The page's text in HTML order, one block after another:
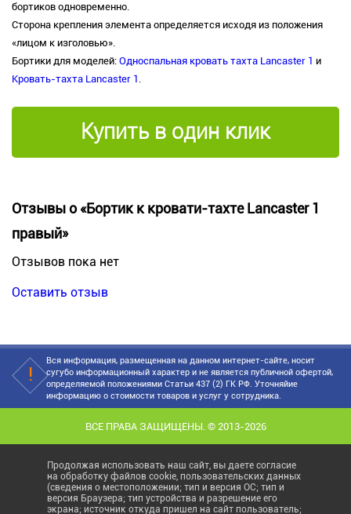
бортиков одновременно.
Сторона крепления элемента определяется исходя из положения
«лицом к изголовью».
Бортики для моделей: Односпальная кровать тахта Lancaster 1 и
Кровать-тахта Lancaster 1 .
Купить в один клик
Отзывы о «Бортик к кровати-тахте Lancaster 1
правый»
Отзывов пока нет
Оставить отзыв
Вся информация, размещенная на данном интернет-сайте, носит
сугубо информационный характер и не является публичной офертой,
определяемой положениями Статьи 437 (2) ГК РФ. Уточняйие
информацию о стоимости товаров и услуг у сотрудника.
ВСЕ ПРАВА ЗАЩИЩЕНЫ. © 2013-2026
Продолжая использовать наш сайт, вы даете согласие
на обработку файлов cookie, пользовательских данных
(сведения о местоположении; тип и версия ОС; тип и
версия Браузера; тип устройства и разрешение его
экрана; источник откуда пришел на сайт пользователь;